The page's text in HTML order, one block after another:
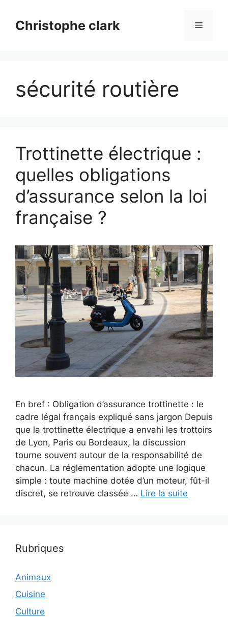
contenuChristophe clark Menu
sécurité routière
Trottinette électrique :
quelles obligations
d’assurance selon la loi
française ?
En bref : Obligation d’assurance trottinette : le
cadre légal français expliqué sans jargon Depuis
que la trottinette électrique a envahi les trottoirs
de Lyon, Paris ou Bordeaux, la discussion
tourne souvent autour de la responsabilité de
chacun. La réglementation adopte une logique
simple : toute machine dotée d’un moteur, fût-il
discret, se retrouve classée … Lire la suite
Rubriques
Animaux
Cuisine
Culture